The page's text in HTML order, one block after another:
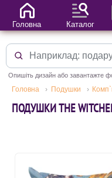
Опишіть дизайн або завантажте
Головна Подушки
ПОДУШКИ THE
Головна Каталог